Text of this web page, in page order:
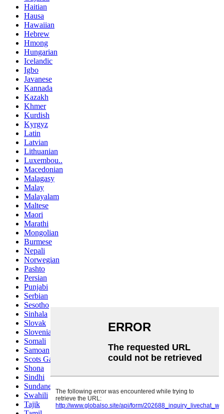
Haitian
Hausa
Hawaiian
Hebrew
Hmong
Hungarian
Icelandic
Igbo
Javanese
Kannada
Kazakh
Khmer
Kurdish
Kyrgyz
Latin
Latvian
Lithuanian
Luxembou..
Macedonian
Malagasy
Malay
Malayalam
Maltese
Maori
Marathi
Mongolian
Burmese
Nepali
Norwegian
Pashto
Persian
Punjabi
Serbian
Sesotho
Sinhala
Slovak
Slovenian
Somali
Samoan
Scots Gaelic
Shona
Sindhi
Sundanese
Swahili
Tajik